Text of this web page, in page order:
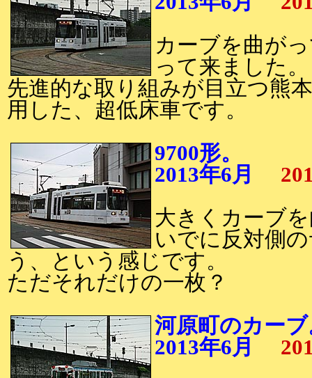
カーブを曲が
って来ました。
先進的な取り組みが目立つ熊
用した、超低床車です。
9700形。
2013年6月
大きくカーブ
いでに反対側
う、という感じです。
ただそれだけの一枚？
河原町のカー
2013年6月